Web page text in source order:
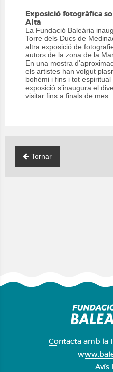
Exposició fotogràfica
Alta
La Fundació Baleària
Torre dels Ducs de
altra exposició de
autors de la zona de la
En una mostra
els artistes han volgut
bohèmi i fins i tot espiritual
exposició s’inaugura el
visitar fins a finals de mes.
Tornar
Contacta amb la
Avís